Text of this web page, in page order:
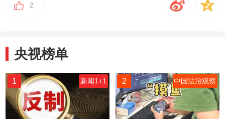
2
央视榜单
1 新闻1+1 2 中国法治观察